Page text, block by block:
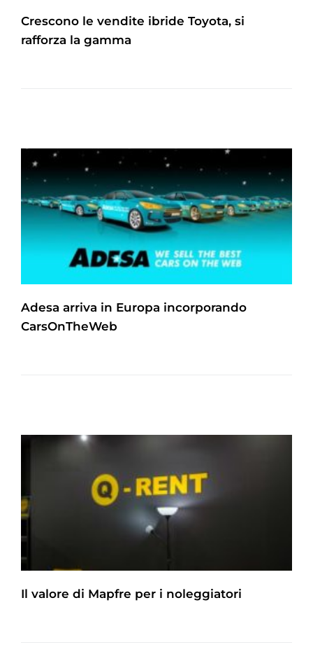
Crescono le vendite ibride Toyota, si
rafforza la gamma
Adesa arriva in Europa incorporando
CarsOnTheWeb
Il valore di Mapfre per i noleggiatori